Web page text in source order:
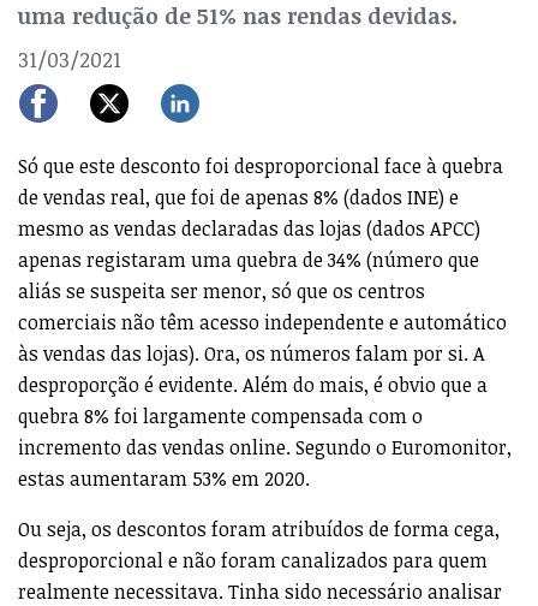
uma redução de 51% nas rendas devidas.
31/03/2021
Só que este desconto foi desproporcional face à quebra
de vendas real, que foi de apenas 8% (dados INE) e
mesmo as vendas declaradas das lojas (dados APCC)
apenas registaram uma quebra de 34% (número que
aliás se suspeita ser menor, só que os centros
comerciais não têm acesso independente e automático
às vendas das lojas). Ora, os números falam por si. A
desproporção é evidente. Além do mais, é obvio que a
quebra 8% foi largamente compensada com o
incremento das vendas online. Segundo o Euromonitor,
estas aumentaram 53% em 2020.
Ou seja, os descontos foram atribuídos de forma cega,
desproporcional e não foram canalizados para quem
realmente necessitava. Tinha sido necessário analisar